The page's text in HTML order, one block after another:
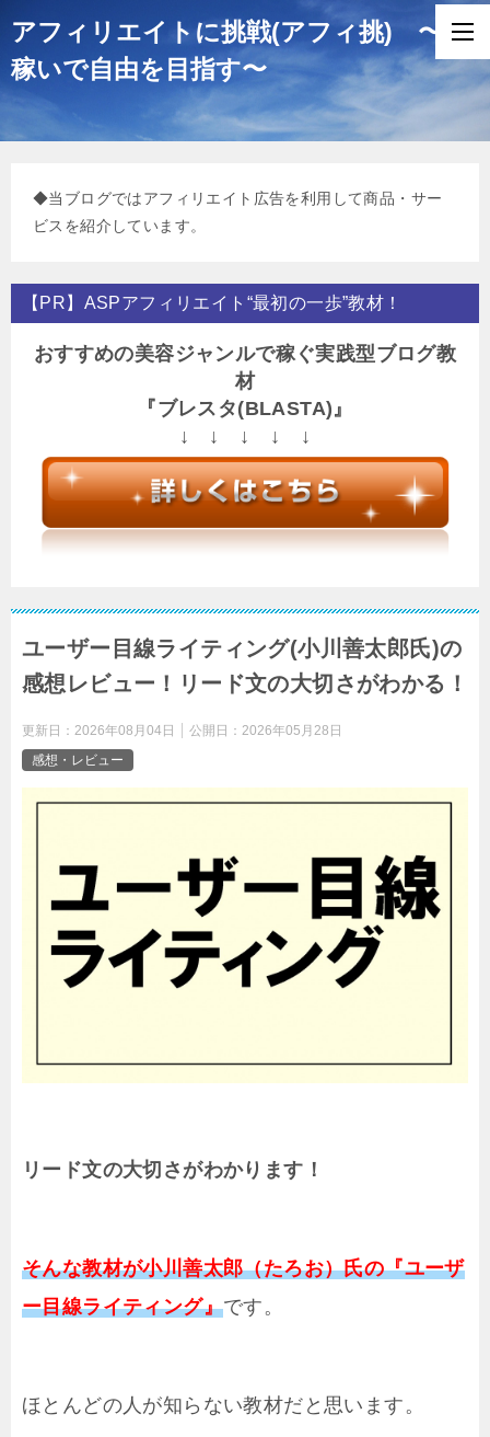
アフィリエイトに挑戦(アフィ挑) 〜
稼いで自由を目指す〜
◆当ブログではアフィリエイト広告を利用して商品・サー
ビスを紹介しています。
【PR】ASPアフィリエイト“最初の一歩”教材！
おすすめの美容ジャンルで稼ぐ実践型ブログ教
材
『ブレスタ(BLASTA)』
↓ ↓ ↓ ↓ ↓
ユーザー目線ライティング(小川善太郎氏)の
感想レビュー！リード文の大切さがわかる！
更新日： 2026年08月04日 公開日： 2026年05月28日
感想・レビュー
リード文の大切さがわかります！
そんな教材が小川善太郎（たろお）氏の『ユーザ
ー目線ライティング』です。
ほとんどの人が知らない教材だと思います。